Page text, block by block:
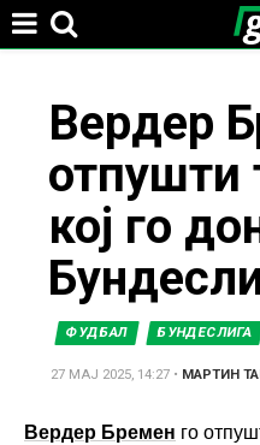
here
Вердер
отпушти
кој го
ФУДБАЛ БУНДЕСЛИГА
27 МАЈ 2025, 14:27 • МАРТИН
Вердер Бремен го